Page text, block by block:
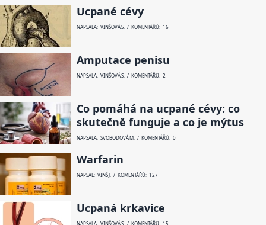
Ucpané cévy
NAPSALA: VINŠOVÁ S. / KOMENTÁŘŮ: 16
Amputace penisu
NAPSALA: VINŠOVÁ S. / KOMENTÁŘŮ: 2
Co pomáhá na ucpané cévy: co
skutečně funguje a co je mýtus
NAPSALA: SVOBODOVÁ M. / KOMENTÁŘŮ: 0
Warfarin
NAPSAL: VINŠ J. / KOMENTÁŘŮ: 127
Ucpaná krkavice
NAPSALA: VINŠOVÁ S. / KOMENTÁŘŮ: 15